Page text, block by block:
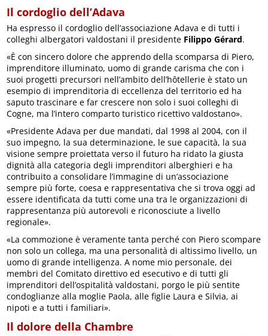
Il cordoglio dell’Adava
Ha espresso il cordoglio dell’associazione Adava e di tutti i
colleghi albergatori valdostani il presidente Filippo Gérard.
«È con sincero dolore che apprendo della scomparsa di Piero,
imprenditore illuminato, uomo di grande carisma che con i
suoi progetti precursori nell’ambito dell’hôtellerie è stato un
esempio di imprenditoria di eccellenza del territorio ed ha
saputo trascinare e far crescere non solo i suoi colleghi di
Cogne, ma l’intero comparto turistico ricettivo valdostano».
«Presidente Adava per due mandati, dal 1998 al 2004, con il
suo impegno, la sua determinazione, le sue capacità, la sua
visione sempre proiettata verso il futuro ha ridato la giusta
dignità alla categoria degli imprenditori alberghieri e ha
contribuito a consolidare l’immagine di un’associazione
sempre più forte, coesa e rappresentativa che si trova oggi ad
essere identificata da tutti come una tra le organizzazioni di
rappresentanza più autorevoli e riconosciute a livello
regionale».
«La commozione è veramente tanta perché con Piero scompare
non solo un collega, ma una personalità di altissimo livello, un
uomo di grande intelligenza. A nome mio personale, dei
membri del Comitato direttivo ed esecutivo e di tutti gli
imprenditori dell’ospitalità valdostani, porgo le più sentite
condoglianze alla moglie Paola, alle figlie Laura e Silvia, ai
nipoti e a tutti i familiari».
Il dolore della Chambre